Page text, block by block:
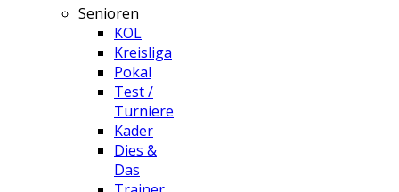
Senioren
KOL
Kreisliga
Pokal
Test /
Turniere
Kader
Dies &
Das